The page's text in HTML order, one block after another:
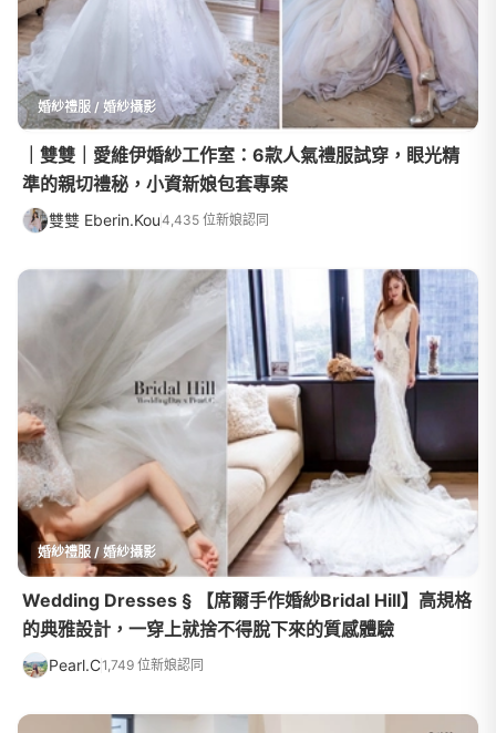
婚紗禮服 / 婚紗攝影
｜雙雙｜愛維伊婚紗工作室：6款人氣禮服試穿，眼光精
準的親切禮秘，小資新娘包套專案
雙雙 Eberin.Kou4,435 位新娘認同
婚紗禮服 / 婚紗攝影
Wedding Dresses § 【席爾手作婚紗Bridal Hill】高規格
的典雅設計，一穿上就捨不得脫下來的質感體驗
Pearl.C1,749 位新娘認同